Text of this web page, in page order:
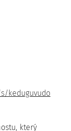
keduguvudo
který